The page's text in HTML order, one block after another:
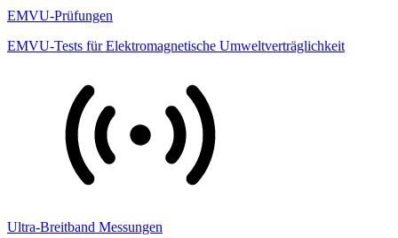
EMVU-Prüfungen
EMVU-Tests für Elektromagnetische Umweltverträglichkeit
Ultra-Breitband Messungen